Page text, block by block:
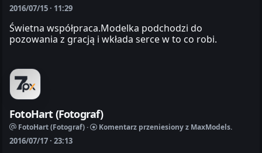
2016/07/15 · 11:29
Świetna współpraca.Modelka podchodzi do
pozowania z gracją i wkłada serce w to co robi.
FotoHart (Fotograf)
FotoHart (Fotograf) · Komentarz przeniesiony z MaxModels.
2016/07/17 · 23:13